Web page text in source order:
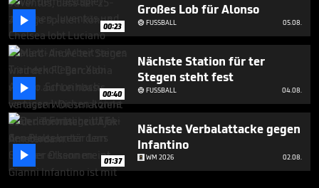
 00:23
Großes Lob für Alonso
FUSSBALL 05.08.
 00:40
Nächste Station für ter
Stegen steht fest
FUSSBALL 04.08.
 01:37
Nächste Verbalattacke gegen
Infantino
WM 2026 02.08.